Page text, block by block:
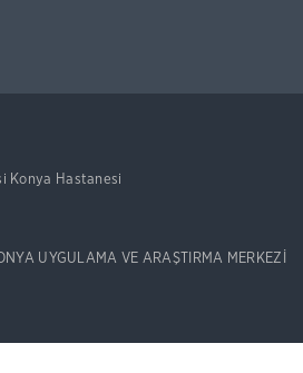
Konya Hastanesi
UYGULAMA VE ARAŞTIRMA MERKEZİ